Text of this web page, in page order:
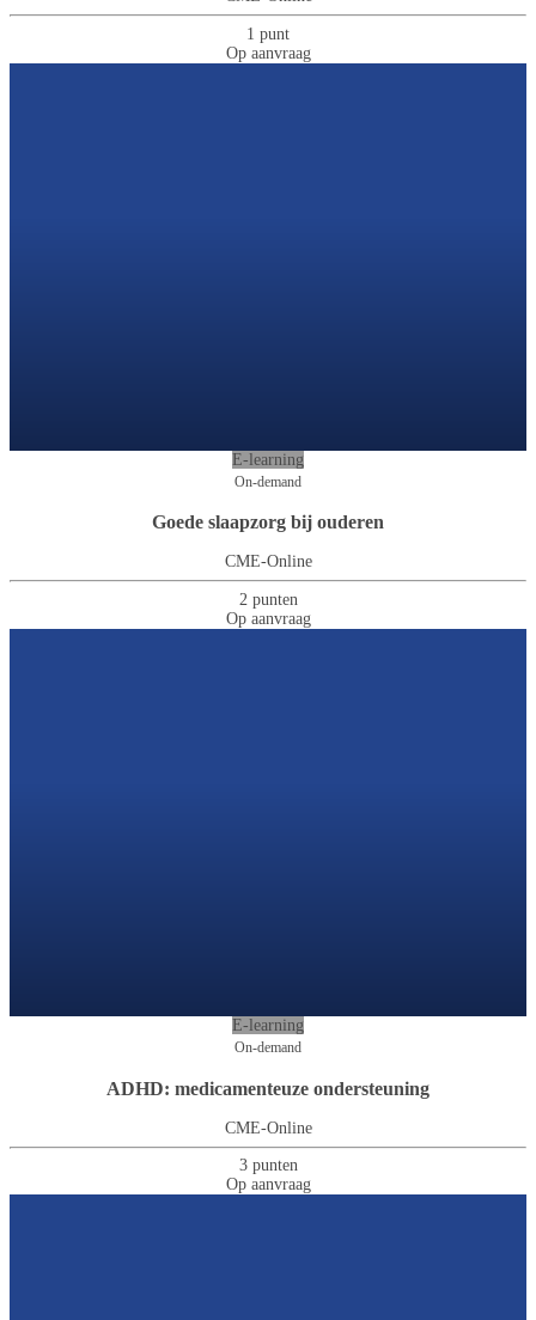
1 punt
Op aanvraag
E-learning
On-demand
Goede slaapzorg bij ouderen
CME-Online
2 punten
Op aanvraag
E-learning
On-demand
ADHD: medicamenteuze ondersteuning
CME-Online
3 punten
Op aanvraag